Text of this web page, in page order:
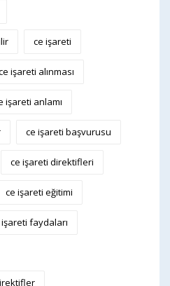
ce işareti
işareti alınması
işareti anlamı
ce işareti başvurusu
ce işareti direktifleri
ce işareti eğitimi
faydaları